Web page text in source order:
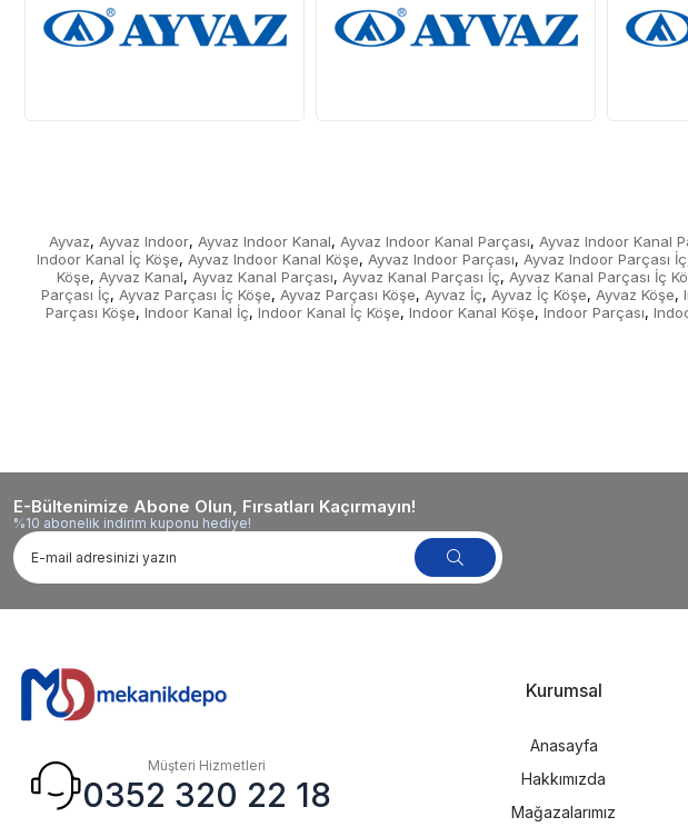
Ayvaz, Ayvaz Indoor, Ayvaz Indoor Kanal, Ayvaz Indoor Kanal Parçası, Ayvaz Indoor Kanal
Indoor Kanal İç Köşe, Ayvaz Indoor Kanal Köşe, Ayvaz Indoor Parçası, Ayvaz Indoor Parçası İç
Köşe, Ayvaz Kanal, Ayvaz Kanal Parçası, Ayvaz Kanal Parçası İç, Ayvaz Kanal Parçası İç
Parçası İç, Ayvaz Parçası İç Köşe, Ayvaz Parçası Köşe, Ayvaz İç, Ayvaz İç Köşe, Ayvaz Köşe,
Parçası Köşe, Indoor Kanal İç, Indoor Kanal İç Köşe, Indoor Kanal Köşe, Indoor Parçası,
E-Bültenimize Abone Olun, Fırsatları Kaçırmayın!
%10 abonelik indirim kuponu hediye!
Müşteri Hizmetleri
0352 320 22 18
Kurumsal
Anasayfa
Hakkımızda
Mağazalarımız